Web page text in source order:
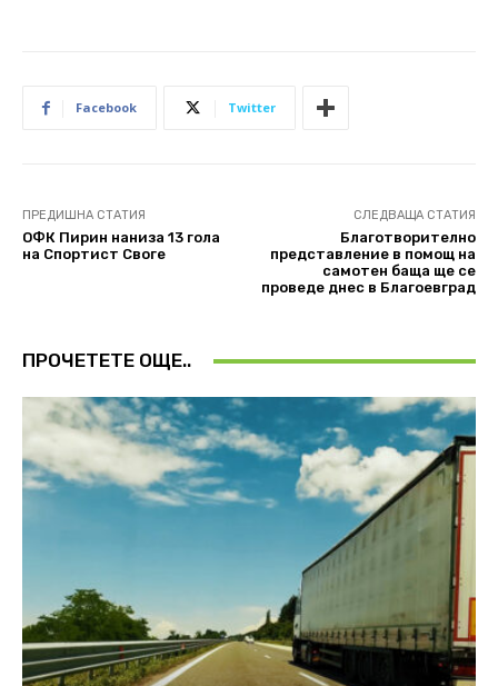
Facebook Twitter
ПРЕДИШНА СТАТИЯ
ОФК Пирин наниза 13 гола
на Спортист Своге
СЛЕДВАЩА СТАТИЯ
Благотворителнo
представление в помощ на
самотен баща ще се
проведе днес в Благоевград
ПРОЧЕТЕТЕ ОЩЕ..